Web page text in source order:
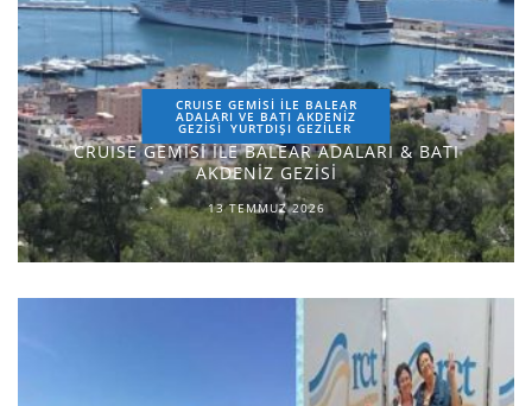
CRUISE GEMİSİ İLE BALEAR
ADALARI VE BATI AKDENİZ
GEZİSİ YURTDIŞI GEZILER
CRUISE GEMİSİ İLE BALEAR ADALARI & BATI
AKDENİZ GEZİSİ
13 TEMMUZ 2026